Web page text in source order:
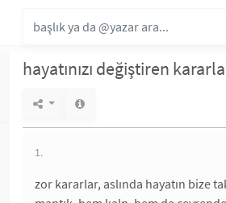
hayatınızı değiştiren
1.
zor kararlar, aslında hayatın bize